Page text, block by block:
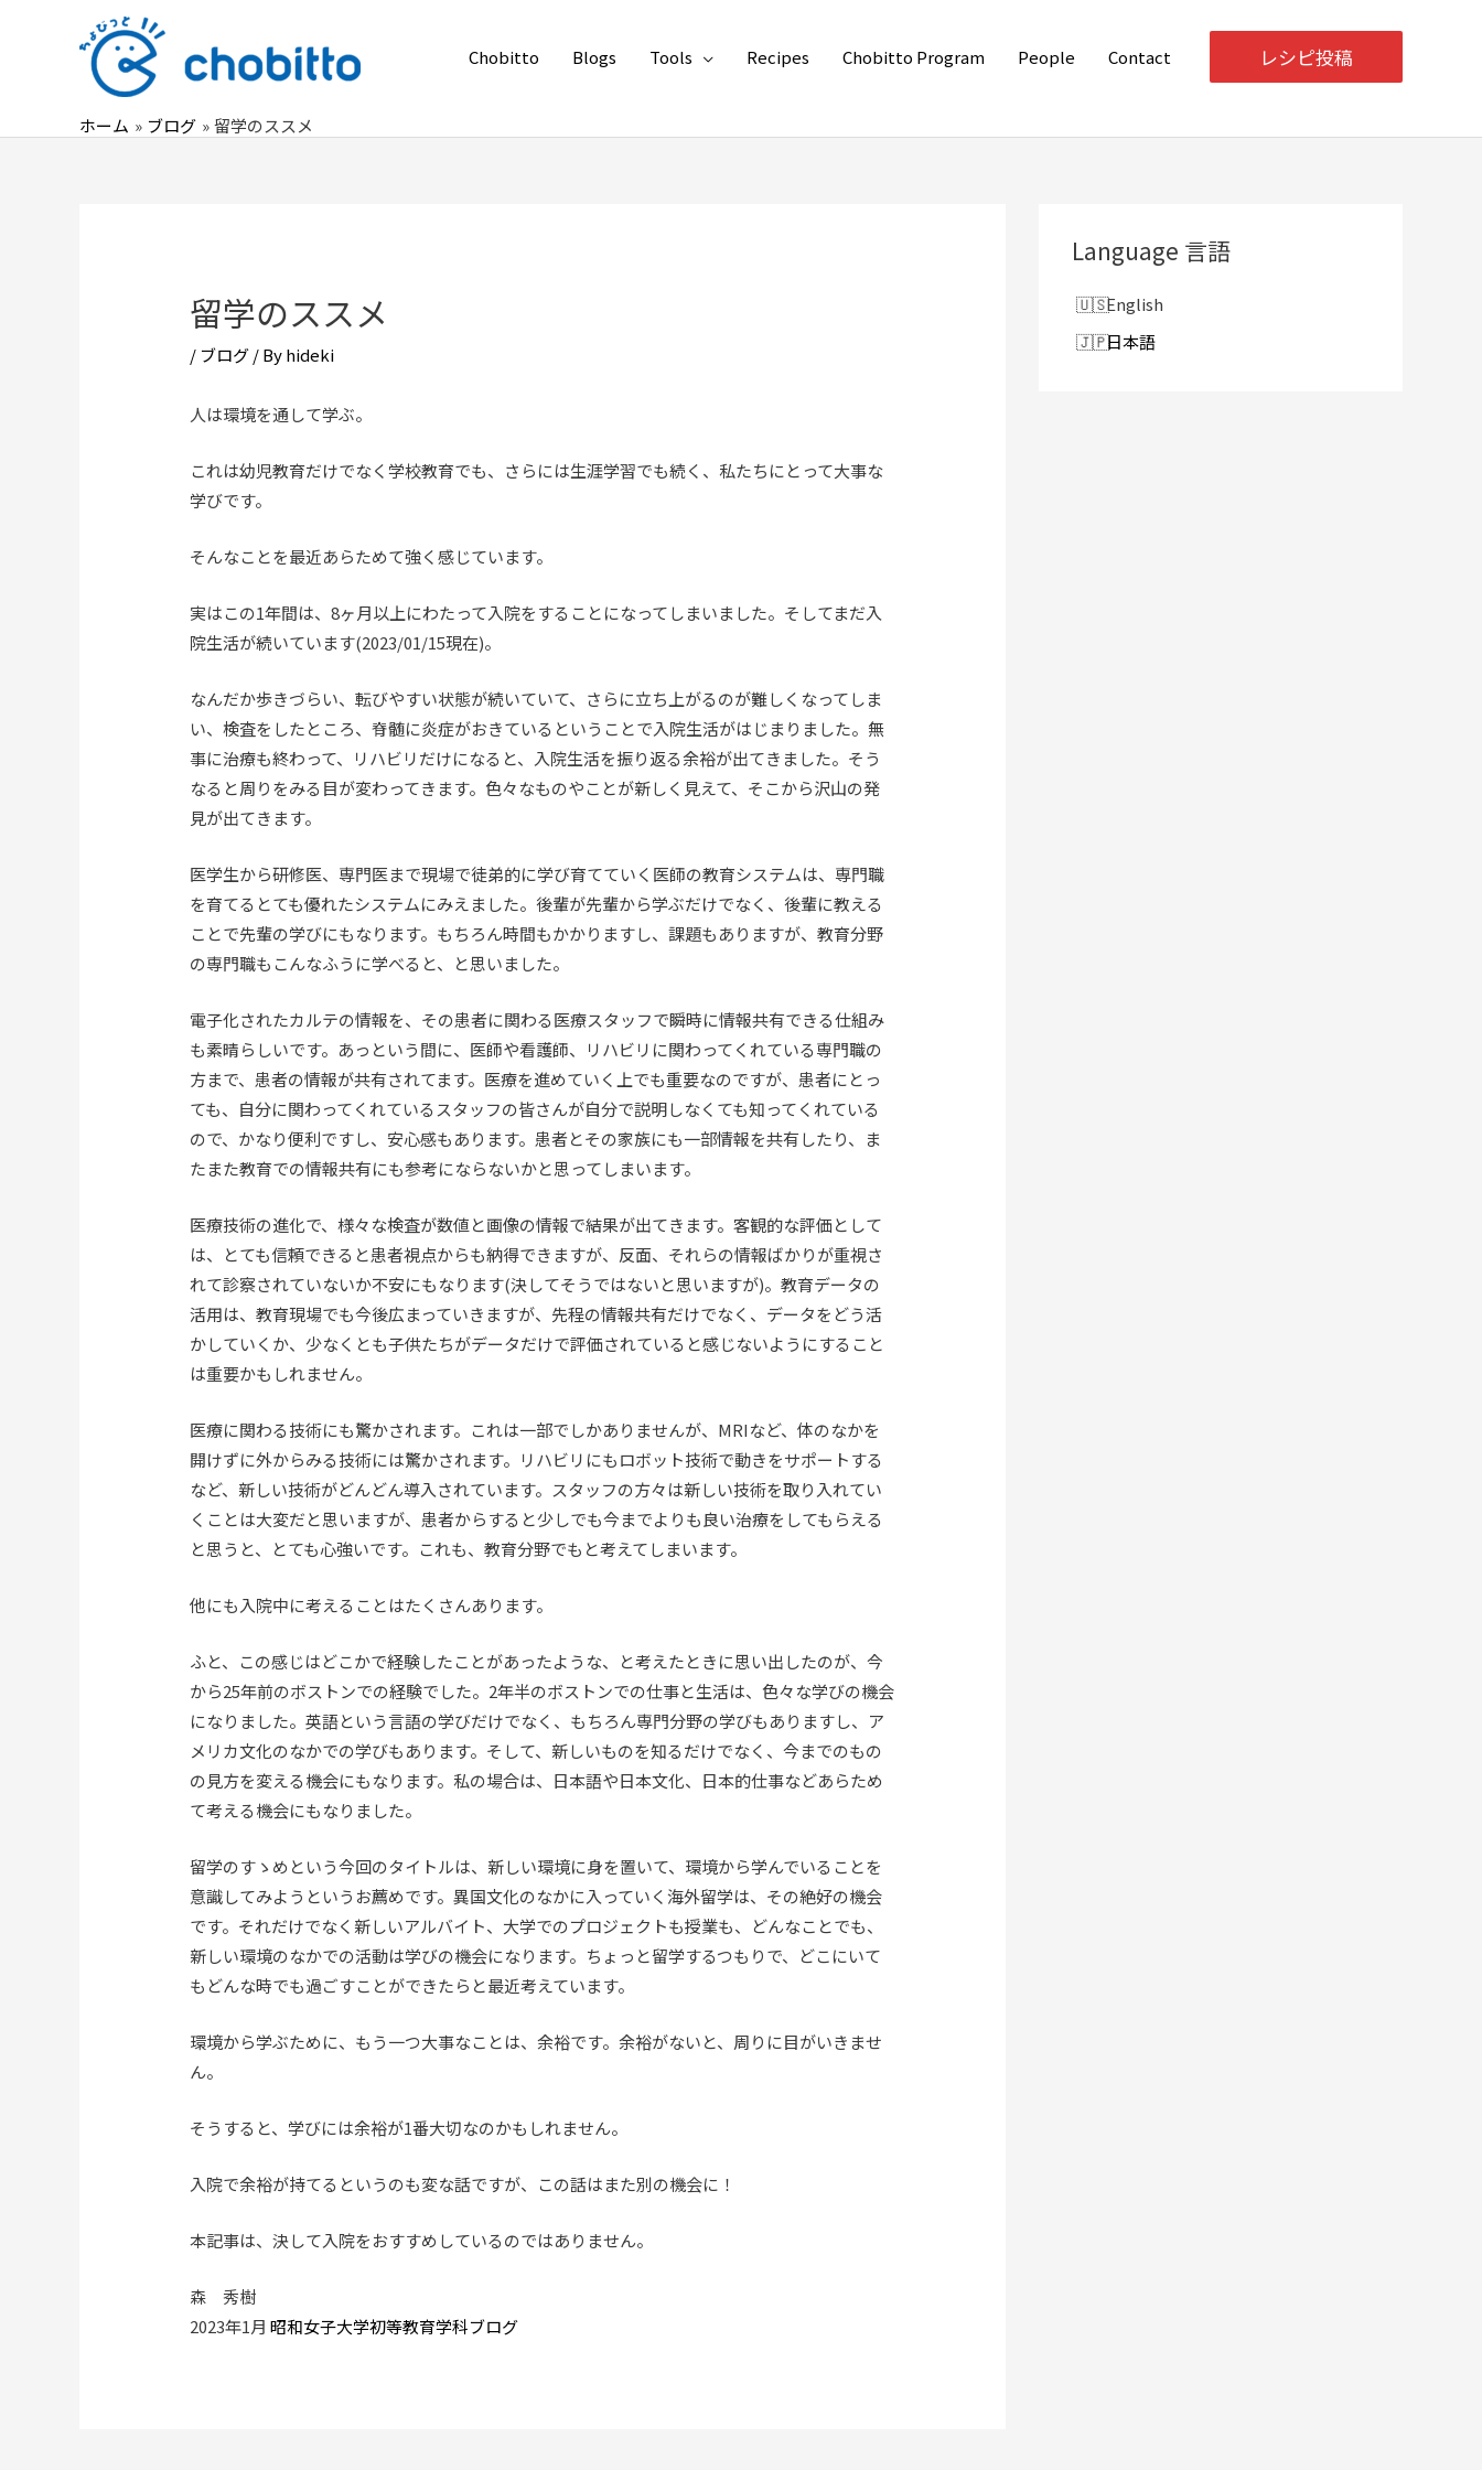
キ
Chobitto Blogs Tools Recipes Chobitto Program People Contact レシピ投稿
ホーム ブログ 留学のススメ
留学のススメ
/ ブログ/ Byhideki
人は環境を通して学ぶ。
これは幼児教育だけでなく学校教育でも、さらには生涯学習でも続く、私たちにとって大事な
学びです。
そんなことを最近あらためて強く感じています。
実はこの1年間は、8ヶ月以上にわたって入院をすることになってしまいました。そしてまだ入
院生活が続いています(2023/01/15現在)。
なんだか歩きづらい、転びやすい状態が続いていて、さらに立ち上がるのが難しくなってしま
い、検査をしたところ、脊髄に炎症がおきているということで入院生活がはじまりました。無
事に治療も終わって、リハビリだけになると、入院生活を振り返る余裕が出てきました。そう
なると周りをみる目が変わってきます。色々なものやことが新しく見えて、そこから沢山の発
見が出てきます。
医学生から研修医、専門医まで現場で徒弟的に学び育てていく医師の教育システムは、専門職
を育てるとても優れたシステムにみえました。後輩が先輩から学ぶだけでなく、後輩に教える
ことで先輩の学びにもなります。もちろん時間もかかりますし、課題もありますが、教育分野
の専門職もこんなふうに学べると、と思いました。
電子化されたカルテの情報を、その患者に関わる医療スタッフで瞬時に情報共有できる仕組み
も素晴らしいです。あっという間に、医師や看護師、リハビリに関わってくれている専門職の
方まで、患者の情報が共有されてます。医療を進めていく上でも重要なのですが、患者にとっ
ても、自分に関わってくれているスタッフの皆さんが自分で説明しなくても知ってくれている
ので、かなり便利ですし、安心感もあります。患者とその家族にも一部情報を共有したり、ま
たまた教育での情報共有にも参考にならないかと思ってしまいます。
医療技術の進化で、様々な検査が数値と画像の情報で結果が出てきます。客観的な評価として
は、とても信頼できると患者視点からも納得できますが、反面、それらの情報ばかりが重視さ
れて診察されていないか不安にもなります(決してそうではないと思いますが)。教育データの
活用は、教育現場でも今後広まっていきますが、先程の情報共有だけでなく、データをどう活
かしていくか、少なくとも子供たちがデータだけで評価されていると感じないようにすること
は重要かもしれません。
医療に関わる技術にも驚かされます。これは一部でしかありませんが、 MRIなど、体のなかを
開けずに外からみる技術には驚かされます。リハビリにもロボット技術で動きをサポートする
など、新しい技術がどんどん導入されています。スタッフの方々は新しい技術を取り入れてい
くことは大変だと思いますが、患者からすると少しでも今までよりも良い治療をしてもらえる
と思うと、とても心強いです。これも、教育分野でもと考えてしまいます。
他にも入院中に考えることはたくさんあります。
ふと、この感じはどこかで経験したことがあったような、と考えたときに思い出したのが、今
から25年前のボストンでの経験でした。 2年半のボストンでの仕事と生活は、色々な学びの機会
になりました。英語という言語の学びだけでなく、もちろん専門分野の学びもありますし、ア
メリカ文化のなかでの学びもあります。そして、新しいものを知るだけでなく、今までのもの
の見方を変える機会にもなります。私の場合は、日本語や日本文化、日本的仕事などあらため
て考える機会にもなりました。
留学のすゝめという今回のタイトルは、新しい環境に身を置いて、環境から学んでいることを
意識してみようというお薦めです。異国文化のなかに入っていく海外留学は、その絶好の機会
です。それだけでなく新しいアルバイト、大学でのプロジェクトも授業も、どんなことでも、
新しい環境のなかでの活動は学びの機会になります。ちょっと留学するつもりで、どこにいて
もどんな時でも過ごすことができたらと最近考えています。
環境から学ぶために、もう一つ大事なことは、余裕です。余裕がないと、周りに目がいきませ
ん。
そうすると、学びには余裕が1番大切なのかもしれません。
入院で余裕が持てるというのも変な話ですが、この話はまた別の機会に！
本記事は、決して入院をおすすめしているのではありません。
森 秀樹
2023年1月昭和女子大学初等教育学科ブログ
Language 言語
English
日本語